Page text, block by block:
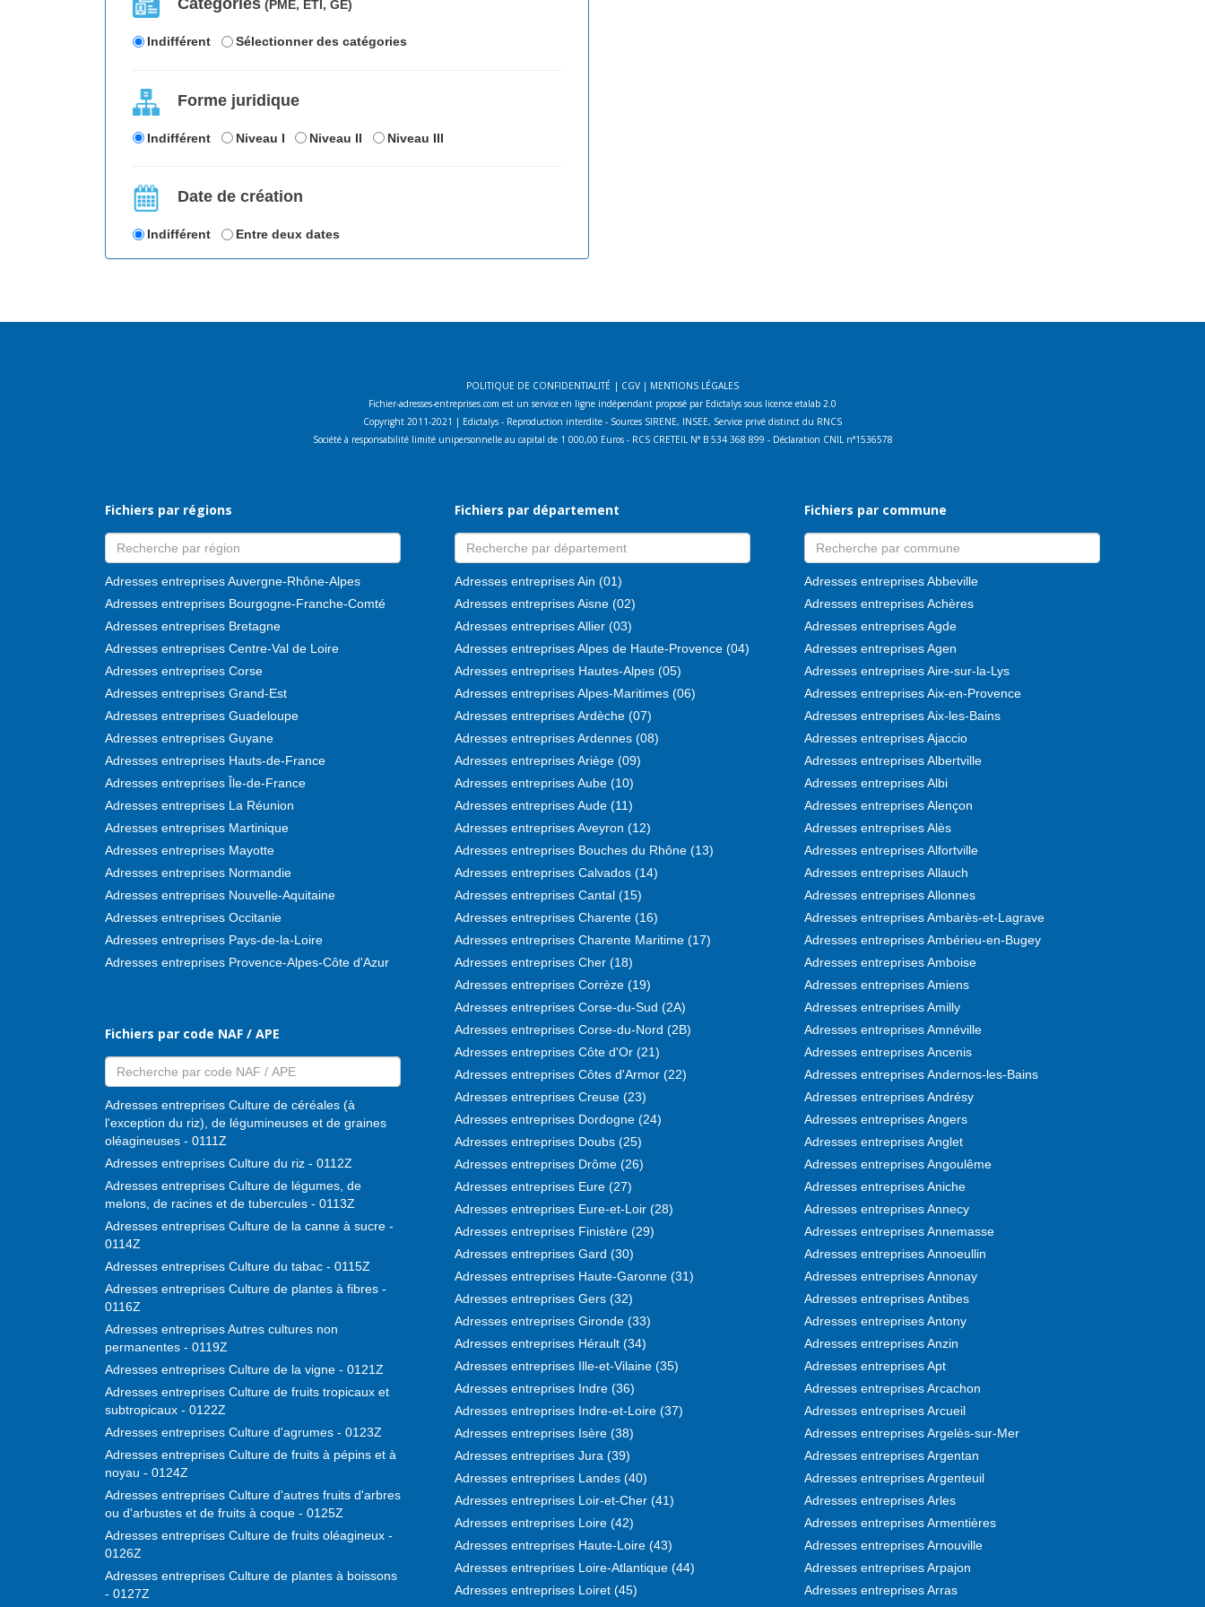
Catégories (PME, ETI, GE)
Indifférent Sélectionner des catégories
Forme juridique
Indifférent Niveau I Niveau II Niveau III
Date de création
Indifférent Entre deux dates
POLITIQUE DE CONFIDENTIALITÉ | CGV | MENTIONS LÉGALES
Fichier-adresses-entreprises.com est un service en ligne indépendant proposé par Edictalys sous licence etalab 2.0
Copyright 2011-2021 | Edictalys - Reproduction interdite - Sources SIRENE, INSEE, Service privé distinct du RNCS
Société à responsabilité limité unipersonnelle au capital de 1 000,00 Euros - RCS CRETEIL N° B 534 368 899 - Déclaration CNIL n°1536578
Fichiers par régions
Adresses entreprises Auvergne-Rhône-Alpes
Adresses entreprises Bourgogne-Franche-Comté
Adresses entreprises Bretagne
Adresses entreprises Centre-Val de Loire
Adresses entreprises Corse
Adresses entreprises Grand-Est
Adresses entreprises Guadeloupe
Adresses entreprises Guyane
Adresses entreprises Hauts-de-France
Adresses entreprises Île-de-France
Adresses entreprises La Réunion
Adresses entreprises Martinique
Adresses entreprises Mayotte
Adresses entreprises Normandie
Adresses entreprises Nouvelle-Aquitaine
Adresses entreprises Occitanie
Adresses entreprises Pays-de-la-Loire
Adresses entreprises Provence-Alpes-Côte d'Azur
Fichiers par code NAF / APE
Adresses entreprises Culture de céréales (à
l'exception du riz), de légumineuses et de graines
oléagineuses - 0111Z
Adresses entreprises Culture du riz - 0112Z
Adresses entreprises Culture de légumes, de
melons, de racines et de tubercules - 0113Z
Adresses entreprises Culture de la canne à sucre -
0114Z
Adresses entreprises Culture du tabac - 0115Z
Adresses entreprises Culture de plantes à fibres -
0116Z
Adresses entreprises Autres cultures non
permanentes - 0119Z
Adresses entreprises Culture de la vigne - 0121Z
Adresses entreprises Culture de fruits tropicaux et
subtropicaux - 0122Z
Adresses entreprises Culture d'agrumes - 0123Z
Adresses entreprises Culture de fruits à pépins et à
noyau - 0124Z
Adresses entreprises Culture d'autres fruits d'arbres
ou d'arbustes et de fruits à coque - 0125Z
Adresses entreprises Culture de fruits oléagineux -
0126Z
Adresses entreprises Culture de plantes à boissons
- 0127Z
Fichiers par département
Adresses entreprises Ain (01)
Adresses entreprises Aisne (02)
Adresses entreprises Allier (03)
Adresses entreprises Alpes de Haute-Provence (04)
Adresses entreprises Hautes-Alpes (05)
Adresses entreprises Alpes-Maritimes (06)
Adresses entreprises Ardèche (07)
Adresses entreprises Ardennes (08)
Adresses entreprises Ariège (09)
Adresses entreprises Aube (10)
Adresses entreprises Aude (11)
Adresses entreprises Aveyron (12)
Adresses entreprises Bouches du Rhône (13)
Adresses entreprises Calvados (14)
Adresses entreprises Cantal (15)
Adresses entreprises Charente (16)
Adresses entreprises Charente Maritime (17)
Adresses entreprises Cher (18)
Adresses entreprises Corrèze (19)
Adresses entreprises Corse-du-Sud (2A)
Adresses entreprises Corse-du-Nord (2B)
Adresses entreprises Côte d'Or (21)
Adresses entreprises Côtes d'Armor (22)
Adresses entreprises Creuse (23)
Adresses entreprises Dordogne (24)
Adresses entreprises Doubs (25)
Adresses entreprises Drôme (26)
Adresses entreprises Eure (27)
Adresses entreprises Eure-et-Loir (28)
Adresses entreprises Finistère (29)
Adresses entreprises Gard (30)
Adresses entreprises Haute-Garonne (31)
Adresses entreprises Gers (32)
Adresses entreprises Gironde (33)
Adresses entreprises Hérault (34)
Adresses entreprises Ille-et-Vilaine (35)
Adresses entreprises Indre (36)
Adresses entreprises Indre-et-Loire (37)
Adresses entreprises Isère (38)
Adresses entreprises Jura (39)
Adresses entreprises Landes (40)
Adresses entreprises Loir-et-Cher (41)
Adresses entreprises Loire (42)
Adresses entreprises Haute-Loire (43)
Adresses entreprises Loire-Atlantique (44)
Adresses entreprises Loiret (45)
Fichiers par commune
Adresses entreprises Abbeville
Adresses entreprises Achères
Adresses entreprises Agde
Adresses entreprises Agen
Adresses entreprises Aire-sur-la-Lys
Adresses entreprises Aix-en-Provence
Adresses entreprises Aix-les-Bains
Adresses entreprises Ajaccio
Adresses entreprises Albertville
Adresses entreprises Albi
Adresses entreprises Alençon
Adresses entreprises Alès
Adresses entreprises Alfortville
Adresses entreprises Allauch
Adresses entreprises Allonnes
Adresses entreprises Ambarès-et-Lagrave
Adresses entreprises Ambérieu-en-Bugey
Adresses entreprises Amboise
Adresses entreprises Amiens
Adresses entreprises Amilly
Adresses entreprises Amnéville
Adresses entreprises Ancenis
Adresses entreprises Andernos-les-Bains
Adresses entreprises Andrésy
Adresses entreprises Angers
Adresses entreprises Anglet
Adresses entreprises Angoulême
Adresses entreprises Aniche
Adresses entreprises Annecy
Adresses entreprises Annemasse
Adresses entreprises Annoeullin
Adresses entreprises Annonay
Adresses entreprises Antibes
Adresses entreprises Antony
Adresses entreprises Anzin
Adresses entreprises Apt
Adresses entreprises Arcachon
Adresses entreprises Arcueil
Adresses entreprises Argelès-sur-Mer
Adresses entreprises Argentan
Adresses entreprises Argenteuil
Adresses entreprises Arles
Adresses entreprises Armentières
Adresses entreprises Arnouville
Adresses entreprises Arpajon
Adresses entreprises Arras